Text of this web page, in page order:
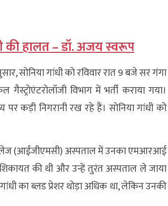
की हालत – डॉ. अजय स्वरूप
सोनिया गांधी को रविवार रात 9 बजे सर गंगा
विभाग में भर्ती कराया गया।
कड़ी निगरानी रख रहे हैं। सोनिया गांधी को
(आईजीएमसी) अस्पताल में उनका एमआरआई
की थी और उन्हें तुरंत अस्पताल ले जाया
का ब्लड प्रेशर थोड़ा अधिक था, लेकिन उनकी